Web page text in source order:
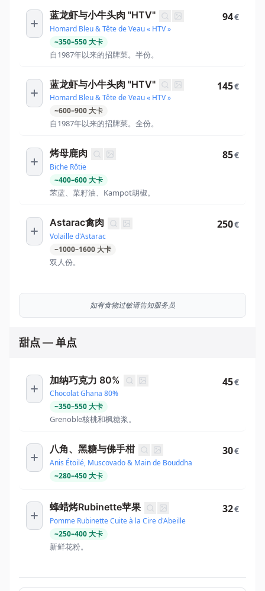
蓝龙虾与小牛头肉 "HTV"
Homard Bleu & Tête de Veau « HTV »
~350–550大卡
自1987年以来的招牌菜。半份。
94€
蓝龙虾与小牛头肉 "HTV"
Homard Bleu & Tête de Veau « HTV »
~600–900大卡
自1987年以来的招牌菜。全份。
145€
烤母鹿肉
Biche Rôtie
~400–600大卡
苤蓝、菜籽油、Kampot胡椒。
85€
Astarac禽肉
Volaille d'Astarac
~1000–1600大卡
双人份。
250€
如有食物过敏请告知服务员
甜点 — 单点
加纳巧克力 80%
Chocolat Ghana 80%
~350–550大卡
Grenoble核桃和枫糖浆。
45€
八角、黑糖与佛手柑
Anis Étoilé, Muscovado & Main de Bouddha
~280–450大卡
30€
蜂蜡烤Rubinette苹果
Pomme Rubinette Cuite à la Cire d'Abeille
~250–400大卡
新鲜花粉。
32€